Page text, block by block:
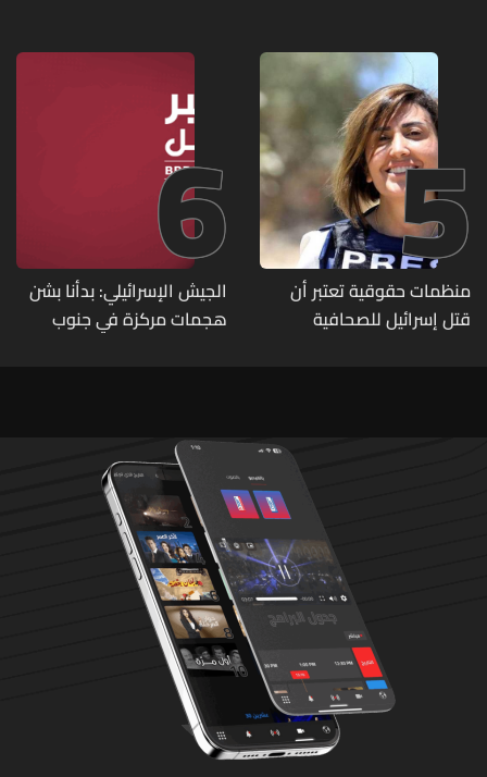
5
منظمات حقوقية تعتبر أن
قتل إسرائيل للصحافية
6
الجيش الإسرائيلي: بدأنا بشن
هجمات مركزة في جنوب